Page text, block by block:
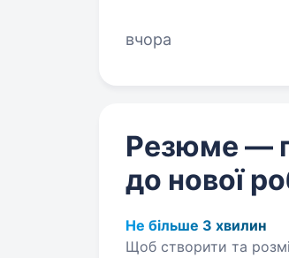
вчора
Резюме —
до нової
Не більше 3 хвилин
Щоб створити та